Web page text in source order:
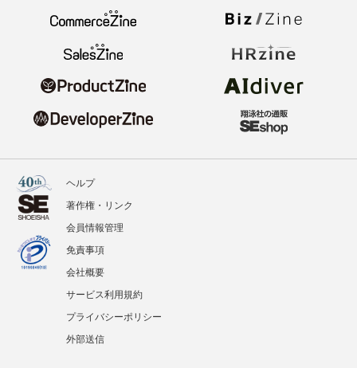
ヘルプ
著作権・リンク
会員情報管理
免責事項
会社概要
サービス利用規約
プライバシーポリシー
外部送信